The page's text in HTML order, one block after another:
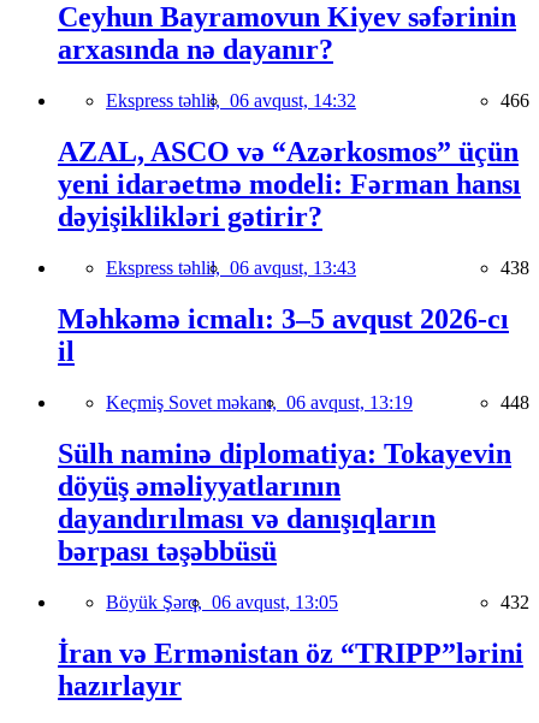
Ceyhun Bayramovun Kiyev səfərinin
arxasında nə dayanır?
Ekspress təhlil, 06 avqust, 14:32 466
AZAL, ASCO və “Azərkosmos” üçün
yeni idarəetmə modeli: Fərman hansı
dəyişiklikləri gətirir?
Ekspress təhlil, 06 avqust, 13:43 438
Məhkəmə icmalı: 3–5 avqust 2026-cı
il
Keçmiş Sovet məkanı, 06 avqust, 13:19 448
Sülh naminə diplomatiya: Tokayevin
döyüş əməliyyatlarının
dayandırılması və danışıqların
bərpası təşəbbüsü
Böyük Şərq, 06 avqust, 13:05 432
İran və Ermənistan öz “TRIPP”lərini
hazırlayır